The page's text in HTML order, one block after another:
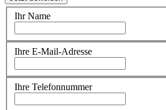
Ihr Name
Ihre E-Mail-Adresse
Ihre Telefonnummer